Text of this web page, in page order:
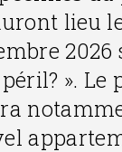
lieu
». Le